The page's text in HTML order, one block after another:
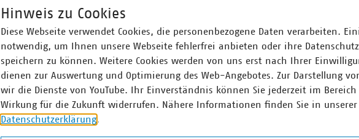
kruse(at)vku(dot)de
Hinweis zu Cookies
Diese Webseite verwendet Cookies, die personenbezogene Daten verarbeiten.
notwendig, um Ihnen unsere Webseite fehlerfrei anbieten oder ihre
speichern zu können. Weitere Cookies werden von uns erst nach Ihrer
dienen zur Auswertung und Optimierung des Web-Angebotes. Zur Darstellung
wir die Dienste von YouTube. Ihr Einverständnis können Sie jederzeit im
Wirkung für die Zukunft widerrufen. Nähere Informationen finden Sie in unserer
Datenschutzerklärung.